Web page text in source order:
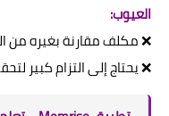
العيوب:
❌ مكلف مقارنة بغيره من
❌ يحتاج إلى التزام كبير